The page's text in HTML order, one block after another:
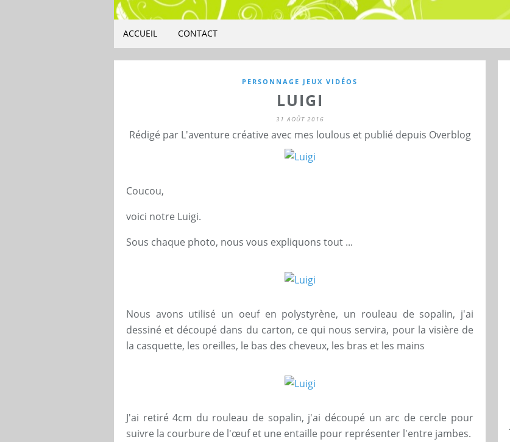
ACCUEIL CONTACT
PERSONNAGE JEUX VIDÉOS
LUIGI
31 AOÛT 2016
Rédigé par L'aventure créative avec mes loulous et publié depuis Overblog
Coucou,
voici notre Luigi.
Sous chaque photo, nous vous expliquons tout ...
Nous avons utilisé un oeuf en polystyrène, un rouleau de sopalin, j'ai
dessiné et découpé dans du carton, ce qui nous servira, pour la visière de
la casquette, les oreilles, le bas des cheveux, les bras et les mains
J'ai retiré 4cm du rouleau de sopalin, j'ai découpé un arc de cercle pour
suivre la courbure de l'œuf et une entaille pour représenter l'entre jambes.